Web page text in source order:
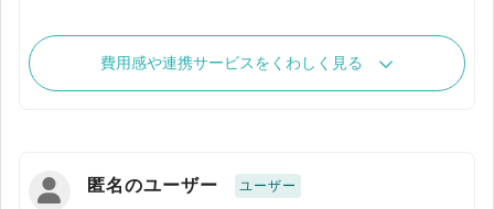
費用感や連携サービスをくわしく見る
匿名のユーザー ユーザー